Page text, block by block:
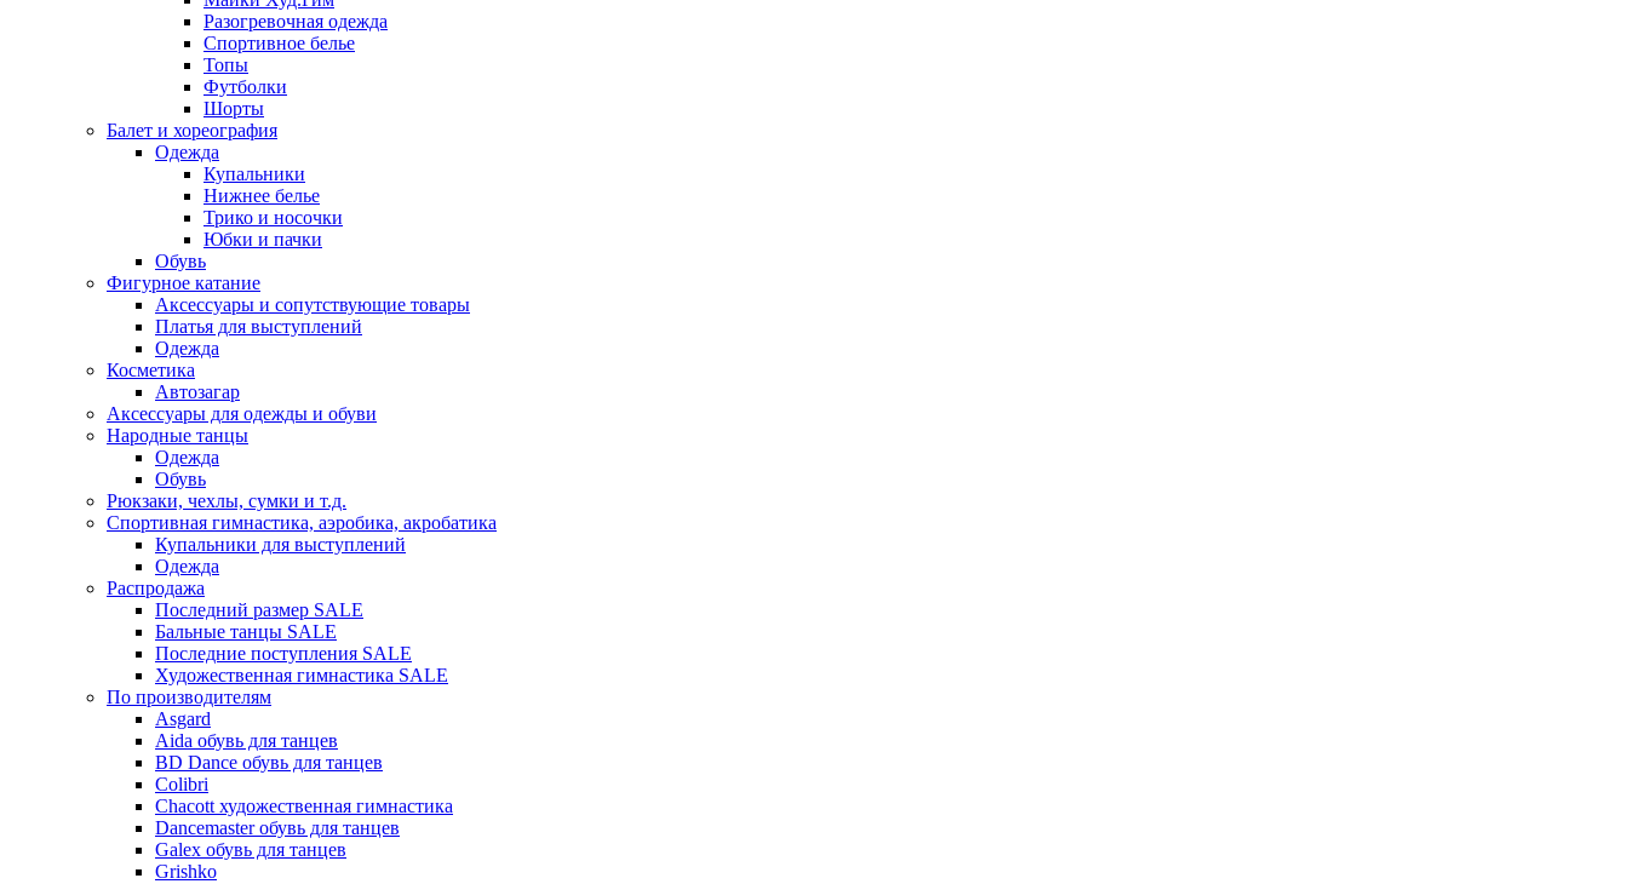
Разогревочная одежда
Спортивное белье
Топы
Футболки
Шорты
Балет и хореография
Одежда
Купальники
Нижнее белье
Трико и носочки
Юбки и пачки
Обувь
Фигурное катание
Аксессуары и сопутствующие товары
Платья для выступлений
Одежда
Косметика
Автозагар
Аксессуары для одежды и обуви
Народные танцы
Одежда
Обувь
Рюкзаки, чехлы, сумки и т.д.
Спортивная гимнастика, аэробика, акробатика
Купальники для выступлений
Одежда
Распродажа
Последний размер SALE
Бальные танцы SALE
Последние поступления SALE
Художественная гимнастика SALE
По производителям
Asgard
Аida обувь для танцев
BD Dance обувь для танцев
Colibri
Chacott художественная гимнастика
Dancemaster обувь для танцев
Galex обувь для танцев
Grishko